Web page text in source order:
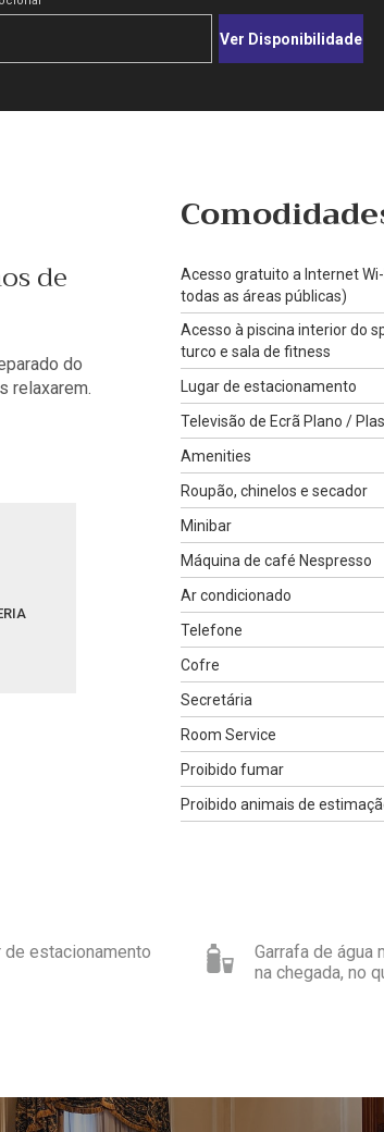
Ver Disponibilidade
de
do
relaxarem.
Acesso gratuito a Internet
todas as áreas públicas)
Acesso à piscina interior do
turco e sala de fitness
Lugar de estacionamento
Televisão de Ecrã Plano /
Amenities
Roupão, chinelos e secador
Minibar
Máquina de café Nespresso
Ar condicionado
Telefone
Cofre
Secretária
Room Service
Proibido fumar
Proibido animais de
de estacionamento
Garrafa de água
na chegada, no